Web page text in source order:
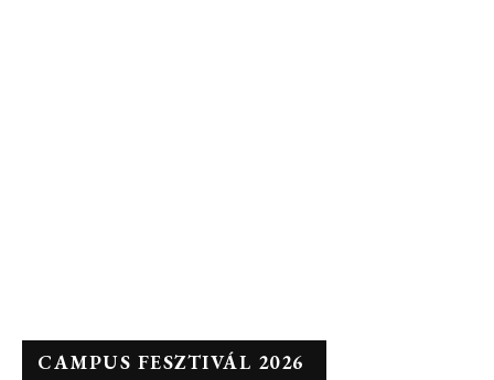
CAMPUS FESZTIVÁL 2026